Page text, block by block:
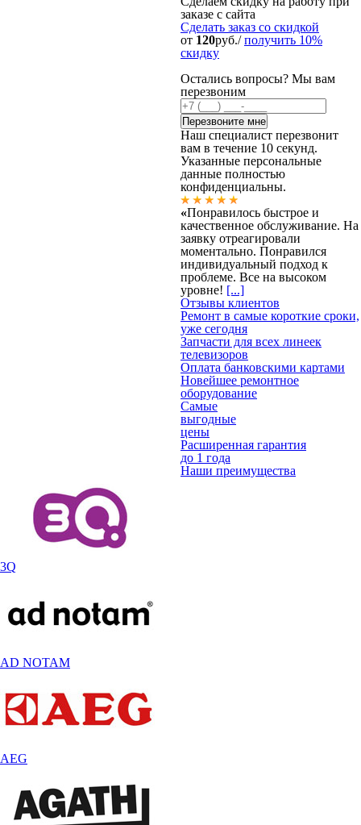
заказе с сайта
Сделать заказ со скидкой
от 120руб./получить 10%
скидку
Остались вопросы? Мы вам
перезвоним
Наш специалист перезвонит
вам в течение 10 секунд.
Указанные персональные
данные полностью
конфиденциальны.
«Понравилось быстрое и
качественное обслуживание. На
заявку отреагировали
моментально. Понравился
индивидуальный подход к
проблеме. Все на высоком
уровне! [...]
Отзывы клиентов
Ремонт в самые короткие сроки,
уже сегодня
Запчасти для всех линеек
телевизоров
Оплата банковскими картами
Новейшее ремонтное
оборудование
Самые
выгодные
цены
Расширенная гарантия
до 1 года
Наши преимущества
3Q
AD NOTAM
AEG